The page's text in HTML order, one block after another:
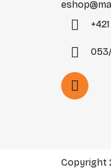
eshop@
Copyright